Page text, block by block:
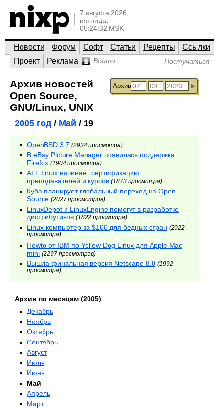
7 августа 2026,
пятница,
05:24:32 MSK
Новости Форум Софт Статьи Рецепты
Ссылки
Проект
Реклама Войти Постучаться
Архив
Архив новостей
Open Source,
GNU/Linux, UNIX
2005 год/ Май / 19
OpenBSD 3.7 (2934 просмотра)
В eBay Picture Manager появилась поддержка
Firefox (1904 просмотра)
ALT Linux начинает сертификацию
преподавателей и курсов (1873 просмотра)
Куба планирует глобальный переход на Open
Source (2027 просмотров)
LinuxDepot и LinuxEngine помогут в разработке
дистрибутивов (1822 просмотра)
Linux-компьютер за $100 для бедных стран (2022
просмотра)
Howto от IBM по Yellow Dog Linux для Apple Mac
mini (2297 просмотров)
Вышла финальная версия Netscape 8.0 (1992
просмотра)
Архив по месяцам (2005)
Декабрь
Ноябрь
Октябрь
Сентябрь
Август
Июль
Июнь
Май
Апрель
Март